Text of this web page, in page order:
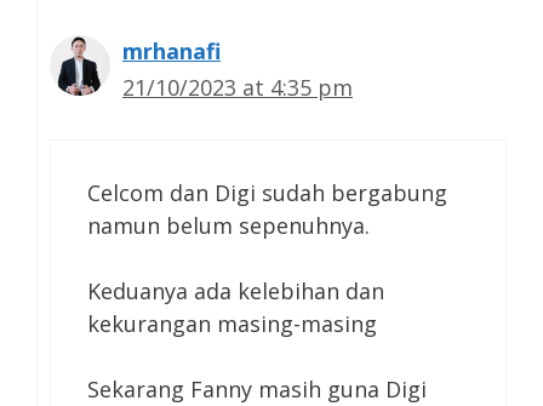
mrhanafi
21/10/2023 at 4:35 pm
Celcom dan Digi sudah bergabung
namun belum sepenuhnya.
Keduanya ada kelebihan dan
kekurangan masing-masing
Sekarang Fanny masih guna Digi